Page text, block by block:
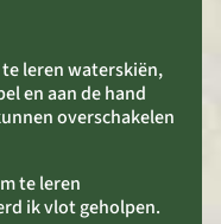
leren waterskiën,
en aan de hand
overschakelen
te leren
ik vlot geholpen.